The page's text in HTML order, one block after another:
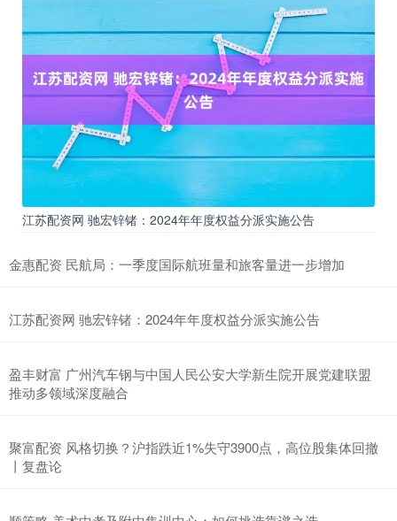
江苏配资网 驰宏锌锗：2024年年度权益分派实施公告
金惠配资 民航局：一季度国际航班量和旅客量进一步增加
江苏配资网 驰宏锌锗：2024年年度权益分派实施公告
盈丰财富 广州汽车钢与中国人民公安大学新生院开展党建联盟
推动多领域深度融合
聚富配资 风格切换？沪指跌近1%失守3900点，高位股集体回撤
丨复盘论